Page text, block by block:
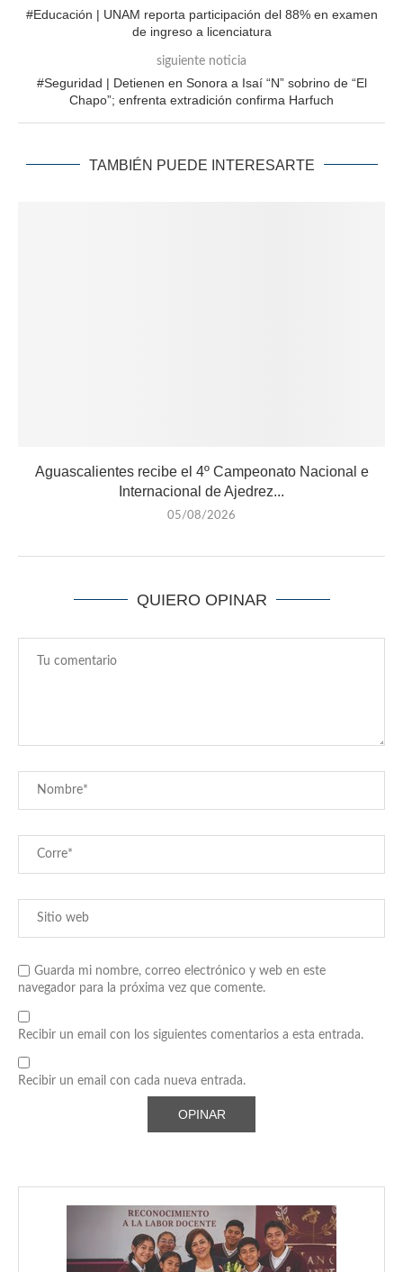
#Educación | UNAM reporta participación del 88% en examen
de ingreso a licenciatura
siguiente noticia
#Seguridad | Detienen en Sonora a Isaí “N” sobrino de “El
Chapo”; enfrenta extradición confirma Harfuch
TAMBIÉN PUEDE INTERESARTE
Aguascalientes recibe el 4º Campeonato Nacional e
Internacional de Ajedrez...
05/08/2026
QUIERO OPINAR
Guarda mi nombre, correo electrónico y web en este
navegador para la próxima vez que comente.
Recibir un email con los siguientes comentarios a esta entrada.
Recibir un email con cada nueva entrada.